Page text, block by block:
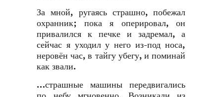
За мной, ругаясь страшно, побежал
охранник; пока я оперировал, он
привалился к печке и задремал, а
сейчас я уходил у него из-под носа,
неровён час, в тайгу убегу, и поминай
как звали.
…страшные машины передвигались